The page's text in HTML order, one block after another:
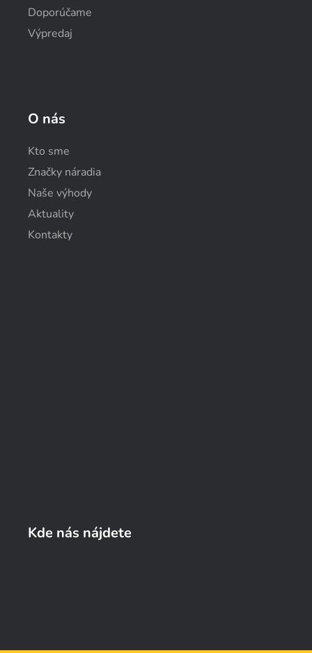
Doporúčame
Výpredaj
O nás
Kto sme
Značky náradia
Naše výhody
Aktuality
Kontakty
Kde nás nájdete